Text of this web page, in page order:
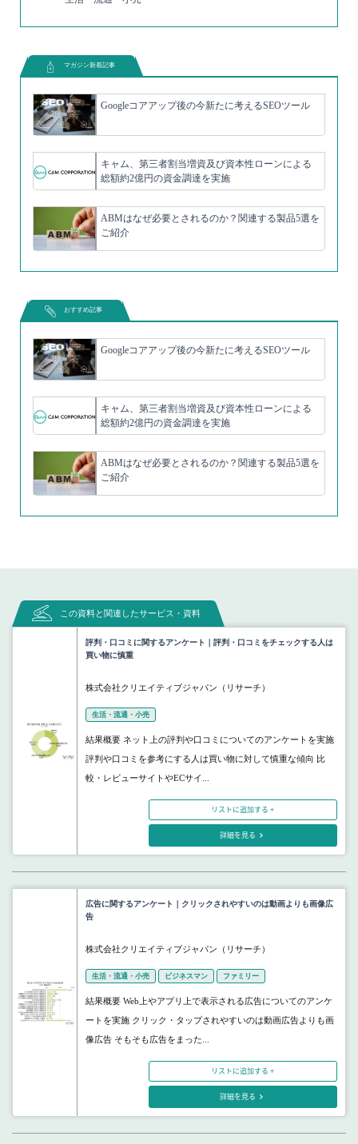
マガジン新着記事
Googleコアアップ後の今新たに考えるSEOツール
キャム、第三者割当増資及び資本性ローンによる
総額約2億円の資金調達を実施
ABMはなぜ必要とされるのか？関連する製品5選を
ご紹介
おすすめ記事
Googleコアアップ後の今新たに考えるSEOツール
キャム、第三者割当増資及び資本性ローンによる
総額約2億円の資金調達を実施
ABMはなぜ必要とされるのか？関連する製品5選を
ご紹介
この資料と関連したサービス・資料
評判・口コミに関するアンケート｜評判・口コミをチェックする人は
買い物に慎重
株式会社クリエイティブジャパン（リサーチ）
生活・流通・小売
結果概要 ネット上の評判や口コミについてのアンケートを実施
評判や口コミを参考にする人は買い物に対して慎重な傾向 比
較・レビューサイトやECサイ...
リストに追加する +
詳細を見る
広告に関するアンケート｜クリックされやすいのは動画よりも画像広
告
株式会社クリエイティブジャパン（リサーチ）
生活・流通・小売 ビジネスマン ファミリー
結果概要 Web上やアプリ上で表示される広告についてのアンケ
ートを実施 クリック・タップされやすいのは動画広告よりも画
像広告 そもそも広告をまった...
リストに追加する +
詳細を見る